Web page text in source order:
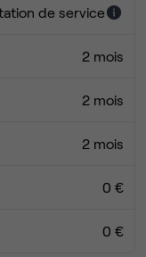
de service
2 mois
2 mois
2 mois
0 €
0 €